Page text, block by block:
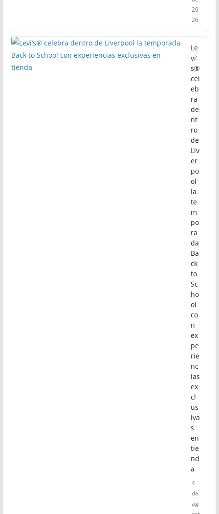
20
26
Le
vi’
s®
cel
eb
ra
de
nt
ro
de
Liv
er
po
ol
la
te
m
po
ra
da
Ba
ck
to
Sc
ho
ol
co
n
ex
pe
rie
nc
ias
ex
cl
us
iva
s
en
tie
nd
a
4
de
ag